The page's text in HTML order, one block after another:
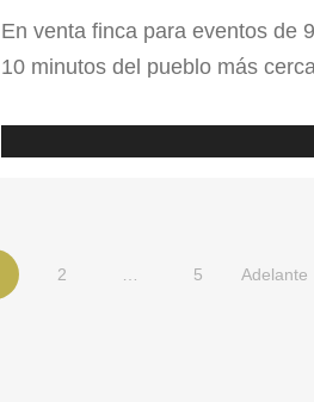
En venta finca para eventos de
10 minutos del pueblo más
actividades taurinas,
2 … 5 Adelante